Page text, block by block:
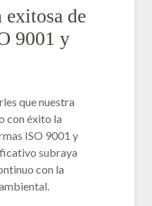
de
9001 y
que nuestra
con éxito la
ISO 9001 y
subraya
con la